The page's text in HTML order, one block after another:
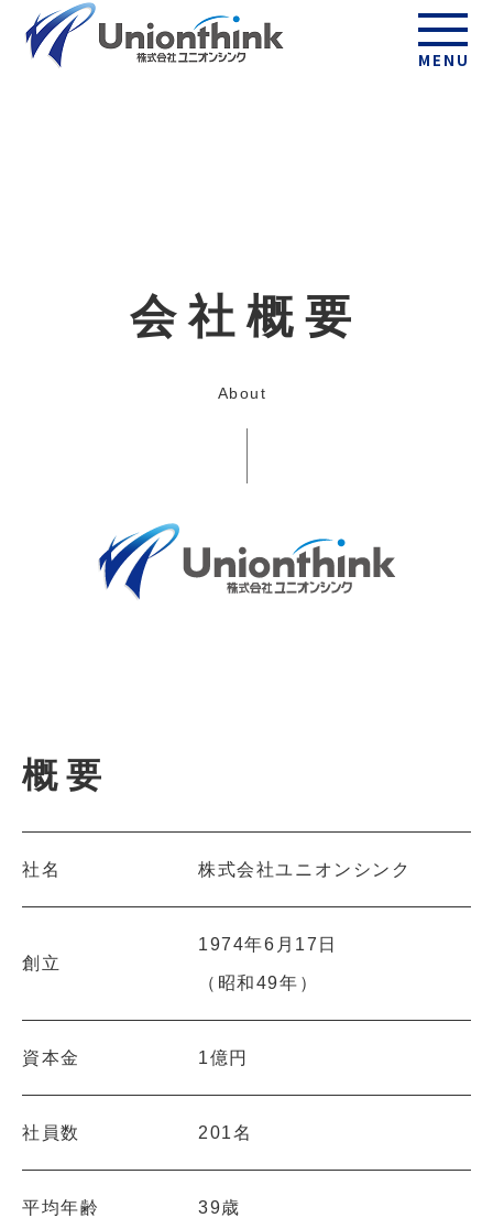
MENU
会社概要
About
概要
社名 株式会社ユニオンシンク
創立
1974年6月17日
（昭和49年）
資本金 1億円
社員数 201名
平均年齢 39歳